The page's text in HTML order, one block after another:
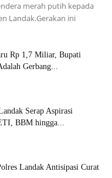
merah putih kepada
Landak.Gerakan ini
Rp 1,7 Miliar, Bupati
Gerbang...
Serap Aspirasi
BBM hingga...
Landak Antisipasi Curat